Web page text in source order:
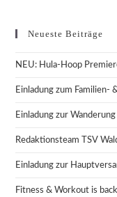
Neueste Beiträge
NEU: Hula-Hoop
Einladung zum Familien-
Einladung zur
Redaktionsteam TSV
Einladung zur
Fitness & Workout is